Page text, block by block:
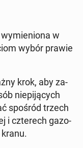
w
wybór prawie
krok, aby za­
nie­pi­ją­cych
spośród trzech
i czte­rech ga­zo­